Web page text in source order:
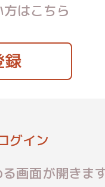
はこちら
録
グイン
画面が開きま